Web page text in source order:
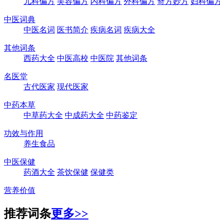
中医词典
中医名词 医书简介 疾病名词 疾病大全
其他词条
西药大全 中医高校 中医院 其他词条
名医堂
古代医家 现代医家
中药本草
中草药大全 中成药大全 中药鉴定
功效与作用
养生食品
中医保健
药酒大全 茶饮保健 保健类
营养价值
推荐词条更多>>